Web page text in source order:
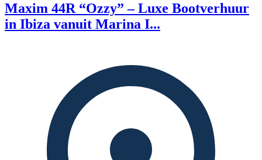
Maxim 44R “Ozzy” – Luxe Bootverhuur
in Ibiza vanuit Marina I...